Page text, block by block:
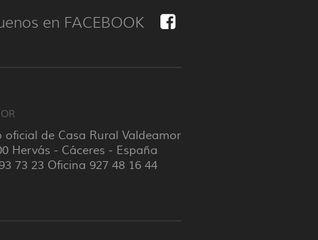
en FACEBOOK
de Casa Rural Valdeamor
Hervás - Cáceres - España
73 23 Oficina 927 48 16 44